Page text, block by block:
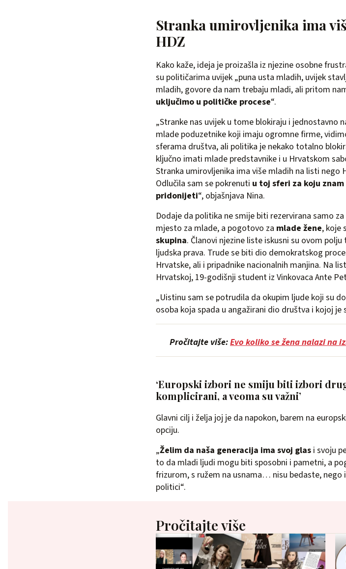
Stranka umirovljenika ima
HDZ
Kako kaže, ideja je proizašla iz njezine osobne
su političarima uvijek „puna usta mladih, uvijek
mladih, govore da nam trebaju mladi, ali pritom
uključimo u političke procese“.
„Stranke nas uvijek u tome blokiraju i jednostavno
mlade poduzetnike koji imaju ogromne firme,
sferama društva, ali politika je nekako totalno
ključno imati mlade predstavnike i u Hrvatskom
Stranka umirovljenika ima više mladih na listi nego
Odlučila sam se pokrenuti u toj sferi za koju
pridonijeti“, objašnjava Nina.
Dodaje da politika ne smije biti rezervirana samo
mjesto za mlade, a pogotovo za mlade žene, koje
skupina. Članovi njezine liste iskusni su ovom
ljudska prava. Trude se biti dio demokratskog
Hrvatske, ali i pripadnike nacionalnih manjina. Na
Hrvatskoj, 19-godišnji student iz Vinkovaca Ante
„Uistinu sam se potrudila da okupim ljude koji su
osoba koja spada u angažirani dio društva i kojoj
Pročitajte više:Evo koliko se žena nalazi na
‘Europski izbori ne smiju biti izbori
komplicirani, a veoma su važni’
Glavni cilj i želja joj je da napokon, barem na
opciju.
„Želim da naša generacija ima svoj glas i svoju
to da mladi ljudi mogu biti sposobni i pametni, a
frizurom, s ružem na usnama… nisu bedaste,
politici“.
Pročitajte više